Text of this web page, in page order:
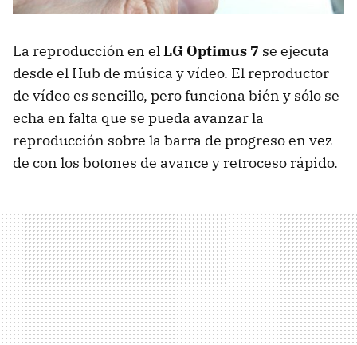
La reproducción en el LG Optimus 7 se ejecuta
desde el Hub de música y vídeo. El reproductor
de vídeo es sencillo, pero funciona bién y sólo se
echa en falta que se pueda avanzar la
reproducción sobre la barra de progreso en vez
de con los botones de avance y retroceso rápido.